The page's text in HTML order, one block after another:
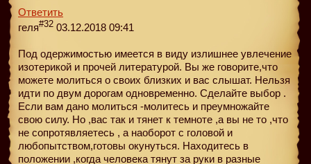
Ответить
геля#32 03.12.2018 09:41
Под одержимостью имеется в виду излишнее увлечение
изотерикой и прочей литературой. Вы же говорите,что
можете молиться о своих близких и вас слышат. Нельзя
идти по двум дорогам одновременно. Сделайте выбор .
Если вам дано молиться -молитесь и преумножайте
свою силу. Но ,вас так и тянет к темноте ,а вы не то ,что
не сопротявляетесь , а наоборот с головой и
любопытством,готовы окунуться. Находитесь в
положении ,когда человека тянут за руки в разные